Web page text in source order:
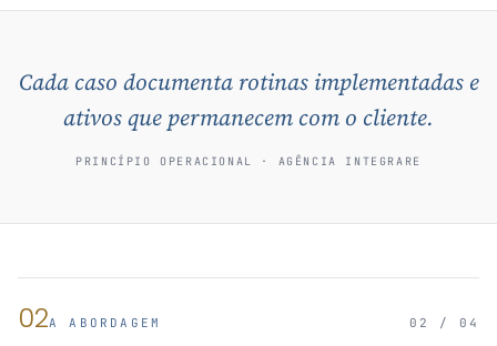
Cada caso documenta rotinas implementadas e
ativos que permanecem com o cliente.
PRINCÍPIO OPERACIONAL · AGÊNCIA INTEGRARE
02A ABORDAGEM 02 / 04